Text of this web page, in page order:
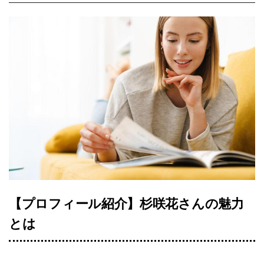
【プロフィール紹介】杉咲花さんの魅力
とは